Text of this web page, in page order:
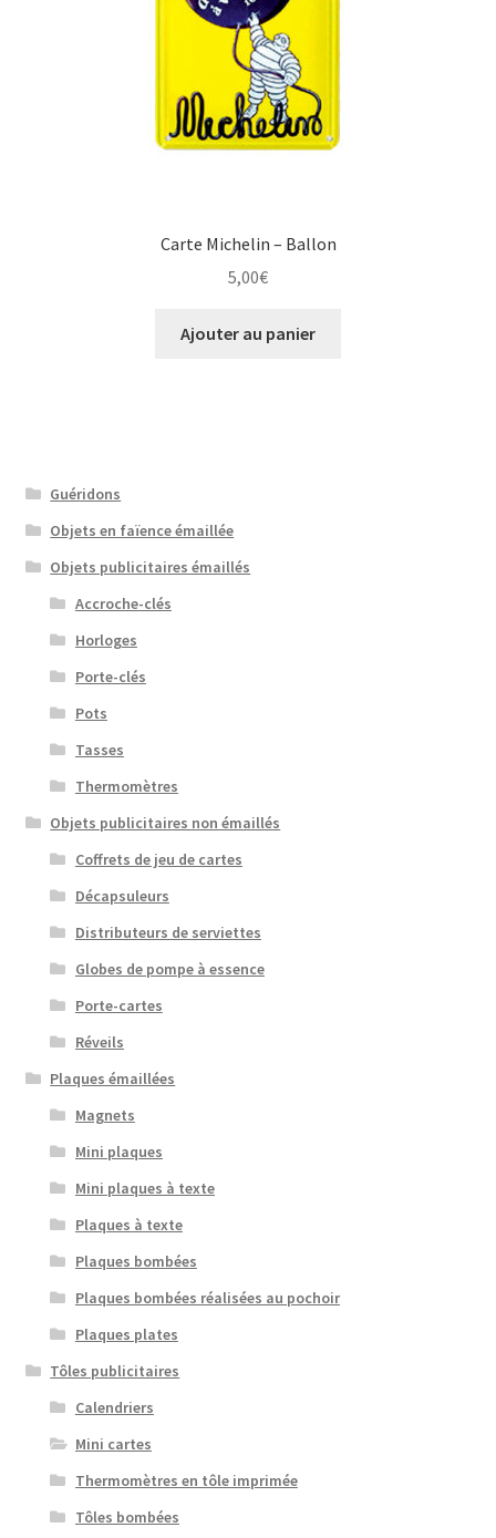
Carte Michelin – Ballon
5,00€
Ajouter au panier
Guéridons
Objets en faïence émaillée
Objets publicitaires émaillés
Accroche-clés
Horloges
Porte-clés
Pots
Tasses
Thermomètres
Objets publicitaires non émaillés
Coffrets de jeu de cartes
Décapsuleurs
Distributeurs de serviettes
Globes de pompe à essence
Porte-cartes
Réveils
Plaques émaillées
Magnets
Mini plaques
Mini plaques à texte
Plaques à texte
Plaques bombées
Plaques bombées réalisées au pochoir
Plaques plates
Tôles publicitaires
Calendriers
Mini cartes
Thermomètres en tôle imprimée
Tôles bombées